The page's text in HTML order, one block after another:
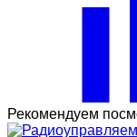
Рекомендуем